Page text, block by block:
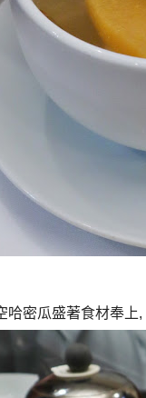
哈密瓜盛著食材奉上,